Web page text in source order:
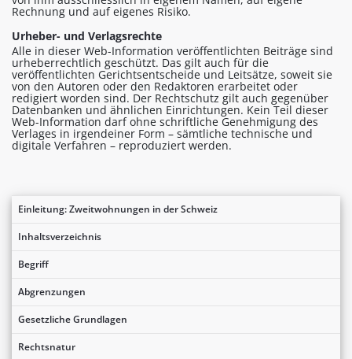
Einleitung: Zweitwohnungen in der Schweiz
Inhaltsverzeichnis
Begriff
Abgrenzungen
Gesetzliche Grundlagen
Rechtsnatur
Rechnung und auf eigenes Risiko.
Urheber- und Verlagsrechte
Alle in dieser Web-Information veröffentlichten Beiträge sind
urheberrechtlich geschützt. Das gilt auch für die
veröffentlichten Gerichtsentscheide und Leitsätze, soweit sie
von den Autoren oder den Redaktoren erarbeitet oder
redigiert worden sind. Der Rechtschutz gilt auch gegenüber
Datenbanken und ähnlichen Einrichtungen. Kein Teil dieser
Web-Information darf ohne schriftliche Genehmigung des
Verlages in irgendeiner Form – sämtliche technische und
digitale Verfahren – reproduziert werden.